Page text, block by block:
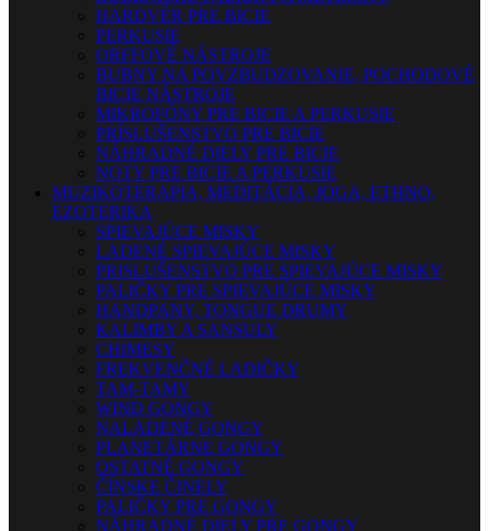
HARDVÉR PRE BICIE
PERKUSIE
ORFFOVÉ NÁSTROJE
BUBNY NA POVZBUDZOVANIE, POCHODOVÉ
BICIE NÁSTROJE
MIKROFÓNY PRE BICIE A PERKUSIE
PRÍSLUŠENSTVO PRE BICIE
NÁHRADNÉ DIELY PRE BICIE
NOTY PRE BICIE A PERKUSIE
MUZIKOTERAPIA, MEDITÁCIA, JOGA, ETHNO,
EZOTERIKA
SPIEVAJÚCE MISKY
LADENÉ SPIEVAJÚCE MISKY
PRISLUŠENSTVO PRE SPIEVAJÚCE MISKY
PALIČKY PRE SPIEVAJÚCE MISKY
HANDPANY, TONGUE DRUMY
KALIMBY A SANSULY
CHIMESY
FREKVENČNÉ LADIČKY
TAM-TAMY
WIND GONGY
NALADENÉ GONGY
PLANETÁRNE GONGY
OSTATNÉ GONGY
ČÍNSKE ČINELY
PALIČKY PRE GONGY
NÁHRADNÉ DIELY PRE GONGY